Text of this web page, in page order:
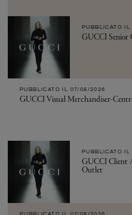
PUBBLICATO IL
GUCCI Senior
PUBBLICATO IL 07/08/2026
GUCCI Visual Merchandiser-
PUBBLICATO IL
GUCCI Client
Outlet